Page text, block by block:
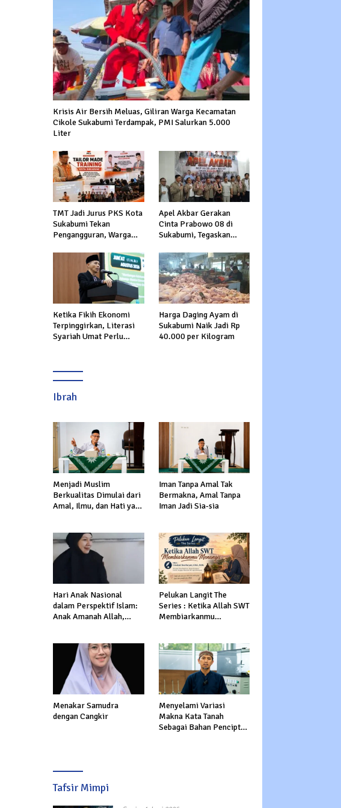
Krisis Air Bersih Meluas, Giliran Warga Kecamatan
Cikole Sukabumi Terdampak, PMI Salurkan 5.000
Liter
TMT Jadi Jurus PKS Kota
Sukabumi Tekan
Pengangguran, Warga
hingga Kerja ke Luar
Apel Akbar Gerakan
Cinta Prabowo 08 di
Sukabumi, Tegaskan
Hadapi Serangan
terhadap Prabowo
Ketika Fikih Ekonomi
Terpinggirkan, Literasi
Syariah Umat Perlu
Harga Daging Ayam di
Sukabumi Naik Jadi Rp
40.000 per Kilogram
Ibrah
Menjadi Muslim
Berkualitas Dimulai dari
Amal, Ilmu, dan Hati yang
Iman Tanpa Amal Tak
Bermakna, Amal Tanpa
Iman Jadi Sia-sia
Hari Anak Nasional
dalam Perspektif Islam:
Anak Amanah Allah,
Pelukan Langit The
Series : Ketika Allah SWT
Membiarkanmu
Menakar Samudra
dengan Cangkir
Menyelami Variasi
Makna Kata Tanah
Sebagai Bahan Pencipta
Tafsir Mimpi